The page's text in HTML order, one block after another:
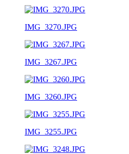
IMG_3270.JPG
IMG_3267.JPG
IMG_3260.JPG
IMG_3255.JPG